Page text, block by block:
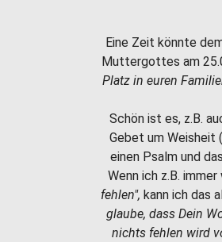
Eine Zeit könnte
Muttergottes am
Platz in euren
Schön ist es, z.B.
Gebet um Weisheit
einen Psalm und
Wenn ich z.B.
fehlen", kann ich das
glaube, dass Dein
nichts fehlen wird